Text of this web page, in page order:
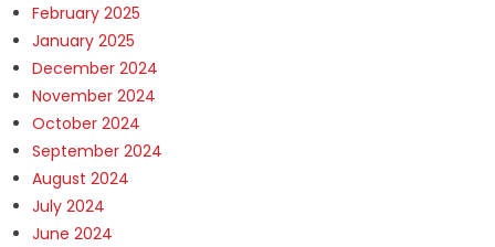
February 2025
January 2025
December 2024
November 2024
October 2024
September 2024
August 2024
July 2024
June 2024